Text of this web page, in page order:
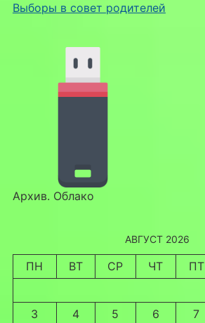
Выборы в совет родителей
Архив. Облако
АВГУСТ 2026
ПН ВТ СР ЧТ ПТ
3
4 5 6 7